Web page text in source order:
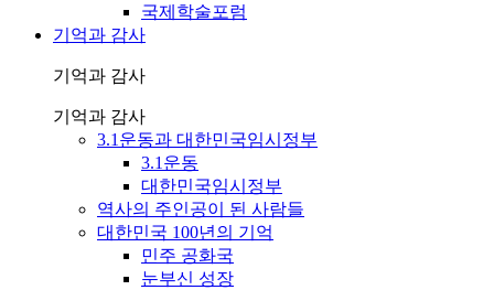
국제학술포럼
기억과 감사
기억과 감사
기억과 감사
3.1운동과 대한민국임시정부
3.1운동
대한민국임시정부
역사의 주인공이 된 사람들
대한민국 100년의 기억
민주 공화국
눈부신 성장